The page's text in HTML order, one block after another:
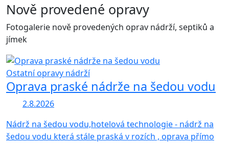
Nově provedené opravy
Fotogalerie nově provedených oprav nádrží, septiků a
jímek
Ostatní opravy nádrží
Oprava praské nádrže na šedou vodu
2.8.2026
Nádrž na šedou vodu,hotelová technologie - nádrž na
šedou vodu která stále praská v rozích , oprava přímo